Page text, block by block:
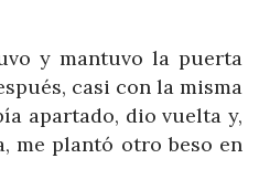
y mantuvo la puerta
casi con la misma
apartado, dio vuelta y,
me plantó otro beso en